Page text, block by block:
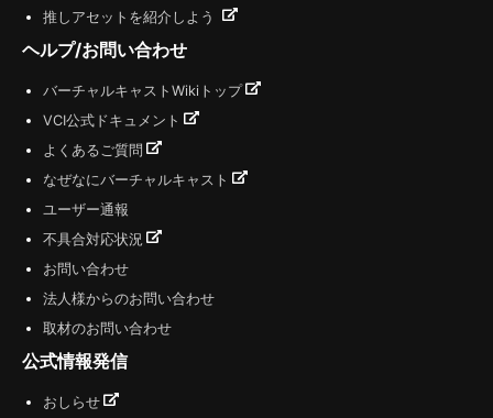
推しアセットを紹介しよう
ヘルプ/お問い合わせ
バーチャルキャストWikiトップ
VCI公式ドキュメント
よくあるご質問
なぜなにバーチャルキャスト
ユーザー通報
不具合対応状況
お問い合わせ
法人様からのお問い合わせ
取材のお問い合わせ
公式情報発信
おしらせ